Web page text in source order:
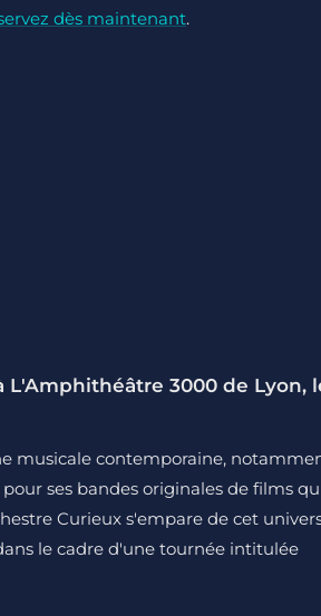
dès maintenant.
L'Amphithéâtre 3000 de Lyon,
musicale contemporaine,
ses bandes originales de films
Curieux s'empare de cet
le cadre d'une tournée intitulée